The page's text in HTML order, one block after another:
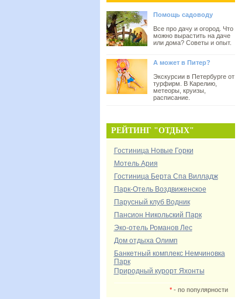
Помощь садоводу
Все про дачу и огород. Что
можно вырастить на даче
или дома? Советы и опыт.
А может в Питер?
Экскурсии в Петербурге от
турфирм. В Карелию,
метеоры, круизы,
расписание.
РЕЙТИНГ "ОТДЫХ"
Гостиница Новые Горки
Мотель Ария
Гостиница Берта Спа Вилладж
Парк-Отель Воздвиженское
Парусный клуб Водник
Пансион Никольский Парк
Эко-отель Романов Лес
Дом отдыха Олимп
Банкетный комплекс Немчиновка
Парк
Природный курорт Яхонты
*- по популярности